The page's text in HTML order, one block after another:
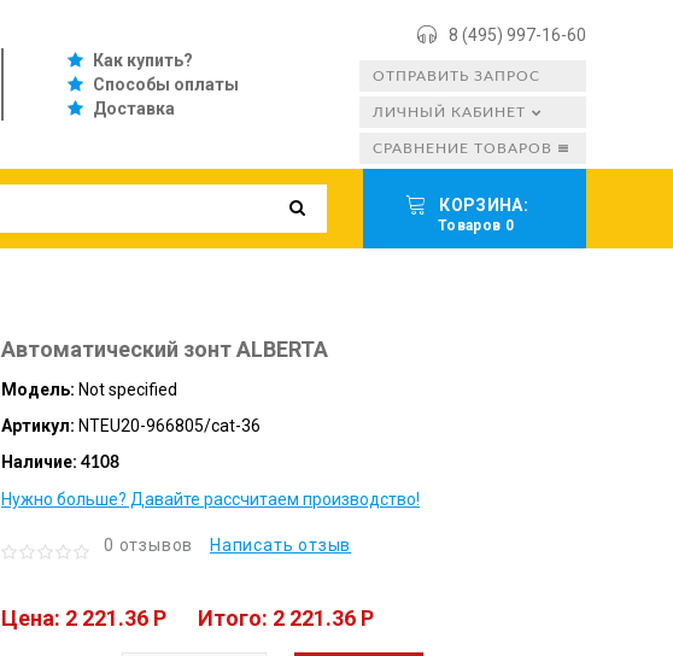
Как купить?
Способы оплаты
Доставка
8 (495) 997-16-60
ОТПРАВИТЬ ЗАПРОС
СРАВНЕНИЕ ТОВАРОВ
ЛИЧНЫЙ КАБИНЕТ
КОРЗИНА:
Товаров 0
Автоматический зонт ALBERTA
Модель: Not specified
Артикул: NTEU20-966805/cat-36
Наличие: 4108
Нужно больше? Давайте рассчитаем производство!
0 отзывов Написать отзыв
Цена: 2 221.36 P Итого: 2 221.36 P